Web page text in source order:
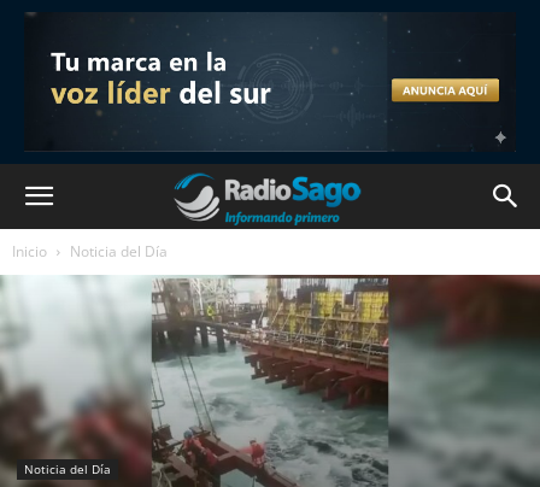
Inicio Noticia del Día
Noticia del Día